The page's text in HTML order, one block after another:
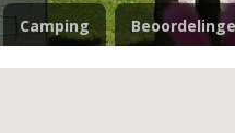
Camping